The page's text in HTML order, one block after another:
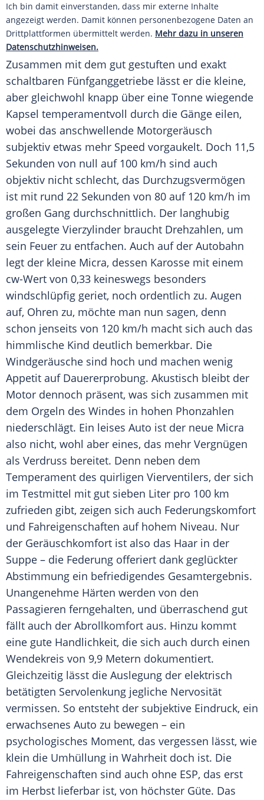
Ich bin damit einverstanden, dass mir externe Inhalte
angezeigt werden. Damit können personenbezogene Daten an
Drittplattformen übermittelt werden. Mehr dazu in unseren
Datenschutzhinweisen.
Zusammen mit dem gut gestuften und exakt
schaltbaren Fünfganggetriebe lässt er die kleine,
aber gleichwohl knapp über eine Tonne wiegende
Kapsel temperamentvoll durch die Gänge eilen,
wobei das anschwellende Motorgeräusch
subjektiv etwas mehr Speed vorgaukelt. Doch 11,5
Sekunden von null auf 100 km/h sind auch
objektiv nicht schlecht, das Durchzugsvermögen
ist mit rund 22 Sekunden von 80 auf 120 km/h im
großen Gang durchschnittlich. Der langhubig
ausgelegte Vierzylinder braucht Drehzahlen, um
sein Feuer zu entfachen. Auch auf der Autobahn
legt der kleine Micra, dessen Karosse mit einem
cw-Wert von 0,33 keineswegs besonders
windschlüpfig geriet, noch ordentlich zu. Augen
auf, Ohren zu, möchte man nun sagen, denn
schon jenseits von 120 km/h macht sich auch das
himmlische Kind deutlich bemerkbar. Die
Windgeräusche sind hoch und machen wenig
Appetit auf Dauererprobung. Akustisch bleibt der
Motor dennoch präsent, was sich zusammen mit
dem Orgeln des Windes in hohen Phonzahlen
niederschlägt. Ein leises Auto ist der neue Micra
also nicht, wohl aber eines, das mehr Vergnügen
als Verdruss bereitet. Denn neben dem
Temperament des quirligen Vierventilers, der sich
im Testmittel mit gut sieben Liter pro 100 km
zufrieden gibt, zeigen sich auch Federungskomfort
und Fahreigenschaften auf hohem Niveau. Nur
der Geräuschkomfort ist also das Haar in der
Suppe – die Federung offeriert dank geglückter
Abstimmung ein befriedigendes Gesamtergebnis.
Unangenehme Härten werden von den
Passagieren ferngehalten, und überraschend gut
fällt auch der Abrollkomfort aus. Hinzu kommt
eine gute Handlichkeit, die sich auch durch einen
Wendekreis von 9,9 Metern dokumentiert.
Gleichzeitig lässt die Auslegung der elektrisch
betätigten Servolenkung jegliche Nervosität
vermissen. So entsteht der subjektive Eindruck, ein
erwachsenes Auto zu bewegen – ein
psychologisches Moment, das vergessen lässt, wie
klein die Umhüllung in Wahrheit doch ist. Die
Fahreigenschaften sind auch ohne ESP, das erst
im Herbst lieferbar ist, von höchster Güte. Das